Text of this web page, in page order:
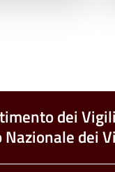
dei
Nazionale dei